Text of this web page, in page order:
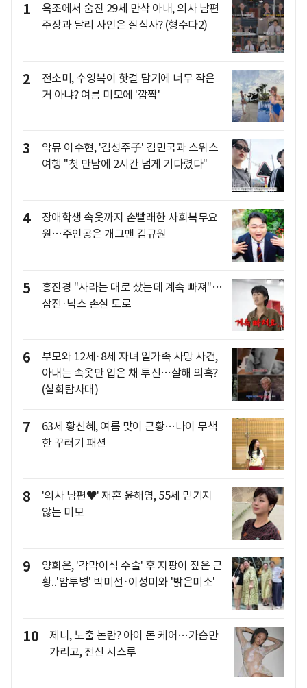
1
욕조에서 숨진 29세 만삭 아내, 의사 남편
주장과 달리 사인은 질식사? (형수다2)
2
전소미, 수영복이 핫걸 담기에 너무 작은
거 아냐? 여름 미모에 '깜짝'
3
악뮤 이수현, '김성주子' 김민국과 스위스
여행 "첫 만남에 2시간 넘게 기다렸다"
4
장애학생 속옷까지 손빨래한 사회복무요
원…주인공은 개그맨 김규원
5
홍진경 "사라는 대로 샀는데 계속 빠져"…
삼전·닉스 손실 토로
6
부모와 12세·8세 자녀 일가족 사망 사건,
아내는 속옷만 입은 채 투신…살해 의혹?
(실화탐사대)
7
63세 황신혜, 여름 맞이 근황…나이 무색
한 꾸러기 패션
8
'의사 남편♥' 재혼 윤해영, 55세 믿기지
않는 미모
9
양희은, '각막이식 수술' 후 지팡이 짚은 근
황..'암투병' 박미선·이성미와 '밝은미소'
10
제니, 노출 논란? 아이 돈 케어…가슴만
가리고, 전신 시스루